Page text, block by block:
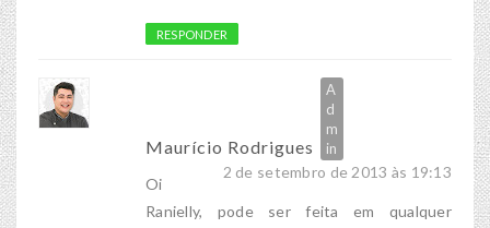
RESPONDER
Maurício Rodrigues
2 de setembro de 2013 às 19:13
Oi
Ranielly, pode ser feita em qualquer